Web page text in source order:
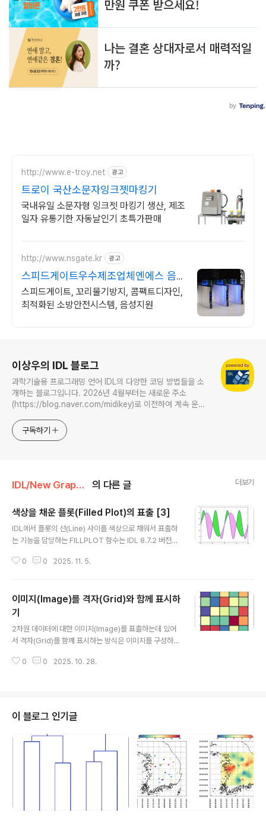
http://www.e-troy.net 광고
트로이 국산소문자잉크젯마킹기
국내유일 소문자형 잉크젯 마킹기 생산, 제조
일자 유통기한 자동날인기 초특가판매
http://www.nsgate.kr 광고
스피드게이트우수제조업체엔에스 음
성 커스터 마이징 기능
스피드게이트, 꼬리물기방지, 콤팩트디자인,
최적화된 소방안전시스템, 음성지원
이상우의 IDL 블로그
과학기술용 프로그래밍 언어 IDL의 다양한 코딩 방법들을 소
개하는 블로그입니다. 2026년 4월부터는 새로운 주소
(https://blog.naver.com/midikey)로 이전하여 계속 운영
구독하기
IDL/New Graphics 의 다른 글 더보기
색상을 채운 플롯(Filled Plot)의 표출 [3]
IDL에서 플롯의 선(Line) 사이를 색상으로 채워서 표출하
는 기능을 담당하는 FILLPLOT 함수는 IDL 8.7.2 버전부
미 관련 게시물들(링크1, 링크2)을 통하여 소개한 바 있습
수의 기본적인 사용법은 앞서 언급된 링크들을 참조하는
것으로 하고 시작해봅니다. 먼저 예제로 사용할 데이터를
다음과 같이 생성합니다. x = [0:2:0.01] y1 = FLTARR
(N_ELEMENTS(x)) y2 = 1.2*SIN(4*!pi*x) 여기서는
0부터 2까지 0.01의 간격을 갖는 201개의 실수형 값들로
구성된 x를 생성하고 이를 바..
0 0 2025. 11. 5.
이미지(Image)를 격자(Grid)와 함께 표시하
기
2차원 데이터에 대한 이미지(Image)를 표출하는데 있어
서 격자(Grid)를 함께 표시하는 방식은 이미지를 구성하는
구분하여 보고자 할 때 유용합니다. 이러한 표출은 이미지
별 화소를 구분하여 볼 목적으로 격자들을 함께 표시하고
싶을 수도 있습니다. IDL에서도 이러한 방식의 표출은 가
능합니다. 그래서 그 방법을 소개해보고자 합니다. 먼저 가
상의 예제 데이터를 다음과 같이 생성해봅시다. 여기서는
5x5의 구조를 갖는 2차원 배열 data를 생성하면서 화소
0 0 2025. 10. 28.
이 블로그 인기글